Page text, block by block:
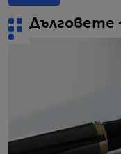
Дълговете